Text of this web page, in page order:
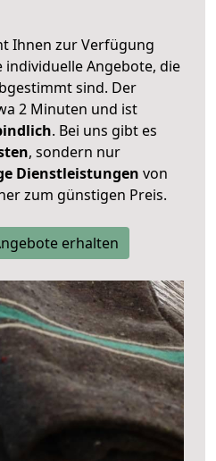
Ihnen zur Verfügung
individuelle Angebote, die
sind. Der
2 Minuten und ist
. Bei uns gibt es
, sondern nur
Dienstleistungen von
zum günstigen Preis.
erhalten